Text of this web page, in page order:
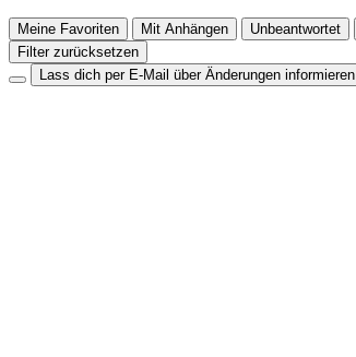
Meine Favoriten Mit Anhängen Unbeantwortet
Filter zurücksetzen
Lass dich per E-Mail über Änderungen informieren